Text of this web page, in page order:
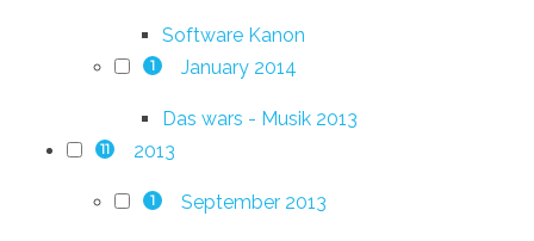
Software Kanon
1 January 2014
Das wars - Musik 2013
11 2013
1 September 2013